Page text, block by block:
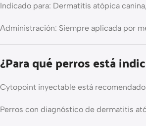
Indicado para: Dermatitis atópica
Administración: Siempre aplicada por
¿Para qué perros está
Cytopoint inyectable está recomendado
Perros con diagnóstico de dermatitis